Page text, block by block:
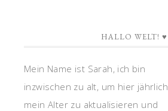
HALLO WELT! ♥
Mein Name ist Sarah, ich bin
inzwischen zu alt, um hier jährlich
mein Alter zu aktualisieren und